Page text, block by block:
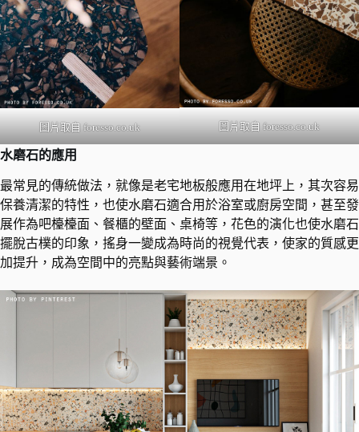
圖片取自 foresso.co.uk 圖片取自 foresso.co.uk
水磨石的應用
最常見的傳統做法，就像是老宅地板般應用在地坪上，其次容易
保養清潔的特性，也使水磨石適合用於浴室或廚房空間，甚至發
展作為吧檯檯面、餐櫃的壁面、桌椅等，花色的演化也使水磨石
擺脫古樸的印象，搖身一變成為時尚的視覺代表，使家的質感更
加提升，成為空間中的亮點與藝術端景。